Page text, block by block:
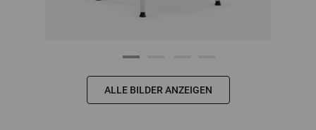
ALLE BILDER ANZEIGEN